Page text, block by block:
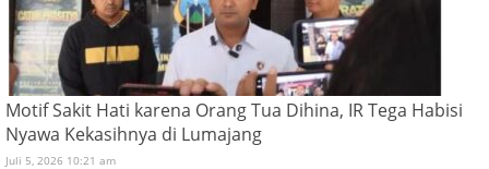
Motif Sakit Hati karena Orang Tua Dihina, IR Tega Habisi
Nyawa Kekasihnya di Lumajang
Juli 5, 2026 10:21 am